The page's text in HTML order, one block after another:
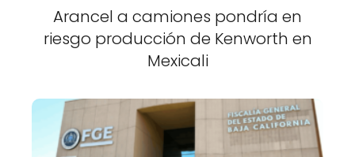
Arancel a camiones pondría en
riesgo producción de Kenworth en
Mexicali